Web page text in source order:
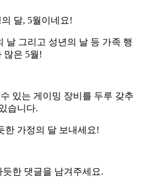
달, 5월이네요!
날 그리고 성년의 날 등 가족 행
많은 5월!
있는 게이밍 장비를 두루 갖추
습니다.
한 가정의 달 보내세요!
한 댓글을 남겨주세요.